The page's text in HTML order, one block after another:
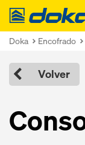
Doka
Doka Encofrado
Volver